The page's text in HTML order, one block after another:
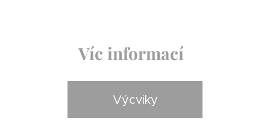
Víc informací
Výcviky